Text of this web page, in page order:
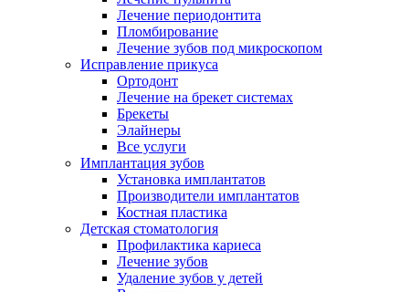
Лечение периодонтита
Пломбирование
Лечение зубов под микроскопом
Исправление прикуса
Ортодонт
Лечение на брекет системах
Брекеты
Элайнеры
Все услуги
Имплантация зубов
Установка имплантатов
Производители имплантатов
Костная пластика
Детская стоматология
Профилактика кариеса
Лечение зубов
Удаление зубов у детей